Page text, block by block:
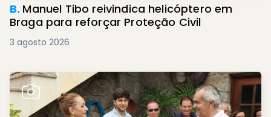
B. Manuel Tibo reivindica helicóptero em
Braga para reforçar Proteção Civil
3 agosto 2026